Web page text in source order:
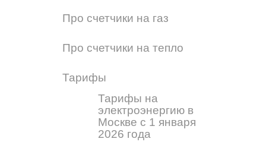
Про счетчики на газ
Про счетчики на тепло
Тарифы
Тарифы на
электроэнергию в
Москве с 1 января
2026 года